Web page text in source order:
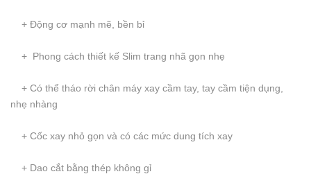
+ Động cơ mạnh mẽ, bền bỉ
+ Phong cách thiết kế Slim trang nhã gọn nhẹ
+ Có thể tháo rời chân máy xay cầm tay, tay cầm tiện dụng,
nhẹ nhàng
+ Cốc xay nhỏ gọn và có các mức dung tích xay
+ Dao cắt bằng thép không gỉ